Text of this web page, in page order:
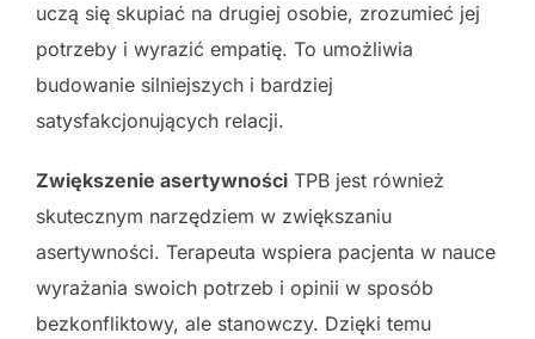
uczą się skupiać na drugiej osobie, zrozumieć jej
potrzeby i wyrazić empatię. To umożliwia
budowanie silniejszych i bardziej
satysfakcjonujących relacji.
Zwiększenie asertywności TPB jest również
skutecznym narzędziem w zwiększaniu
asertywności. Terapeuta wspiera pacjenta w nauce
wyrażania swoich potrzeb i opinii w sposób
bezkonfliktowy, ale stanowczy. Dzięki temu